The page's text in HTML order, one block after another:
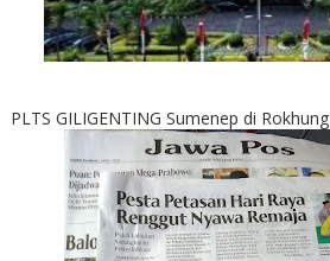
PLTS GILIGENTING Sumenep di Rokhung